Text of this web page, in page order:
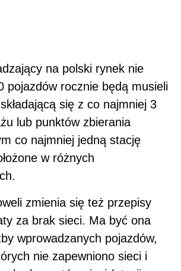
na polski rynek nie
pojazdów rocznie będą musieli
się z co najmniej 3
lub punktów zbierania
co najmniej jedną stację
w różnych
zmienia się też przepisy
za brak sieci. Ma być ona
wprowadzanych pojazdów,
nie zapewniono sieci i